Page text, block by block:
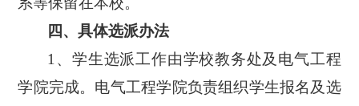
四、具体选派办法
1、学生选派工作由学校教务处及 电气工程
学院完成。电气工程学院负责组织学生报名及选